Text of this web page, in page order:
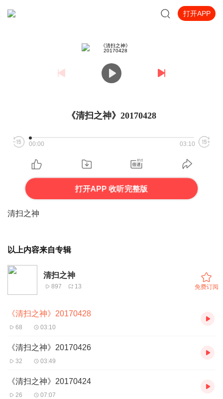
打开APP
《清扫之神》20170428
00:00 03:10
打开APP 收听完整版
清扫之神
以上内容来自专辑
清扫之神
897 13 免费订阅
《清扫之神》20170428
68 03:10
《清扫之神》20170426
32 03:49
《清扫之神》20170424
26 07:07